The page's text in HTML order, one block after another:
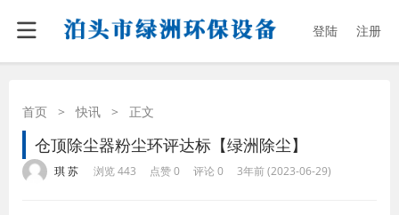
登陆 注册
首页 > 快讯 > 正文
仓顶除尘器粉尘环评达标【绿洲除尘】
琪 苏 浏览 443 点赞 0 评论 0 3年前 (2023-06-29)